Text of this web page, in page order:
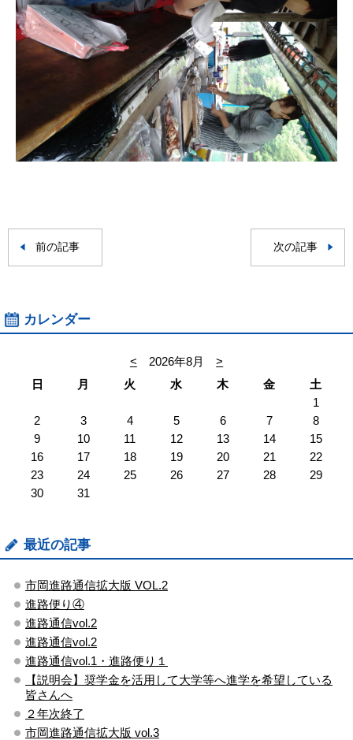
前の記事 次の記事
カレンダー
< 2026年8月
>
日
月 火 水 木 金
土
1
2
3 4 5 6 7
8
9
10 11 12 13 14
15
16
17 18 19 20 21
22
23
24 25 26 27 28
29
30
31
最近の記事
市岡進路通信拡大版 VOL.2
進路便り④
進路通信vol.2
進路通信vol.2
進路通信vol.1・進路便り１
【説明会】奨学金を活用して大学等へ進学を希望している
皆さんへ
２年次終了
市岡進路通信拡大版 vol.3